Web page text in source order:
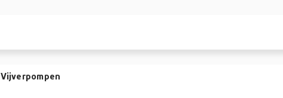
Vijverpompen